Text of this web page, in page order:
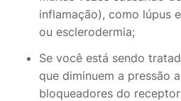
inflamação), como lúpus
ou esclerodermia;
Se você está sendo
que diminuem a pressão
bloqueadores do